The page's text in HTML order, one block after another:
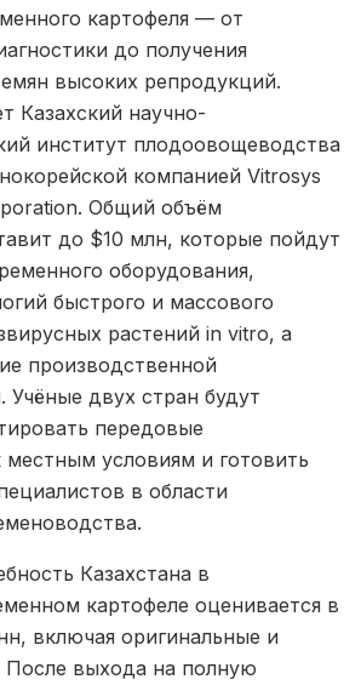
картофеля — от
до получения
высоких репродукций.
Казахский научно-
институт плодоовощеводства
компанией Vitrosys
Общий объём
до $10 млн, которые пойдут
оборудования,
быстрого и массового
растений in vitro, а
производственной
Учёные двух стран будут
передовые
местным условиям и готовить
в области
Казахстана в
картофеле оценивается в
включая оригинальные и
После выхода на полную